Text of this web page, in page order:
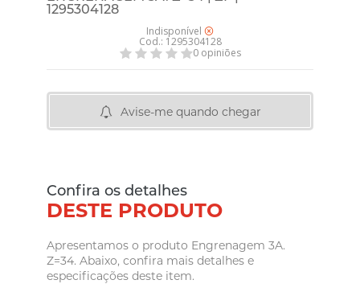
1295304128
Indisponível
Cod.: 1295304128
0 opiniões
Avise-me quando chegar
Confira os detalhes
DESTE PRODUTO
Apresentamos o produto Engrenagem 3A.
Z=34. Abaixo, confira mais detalhes e
especificações deste item.